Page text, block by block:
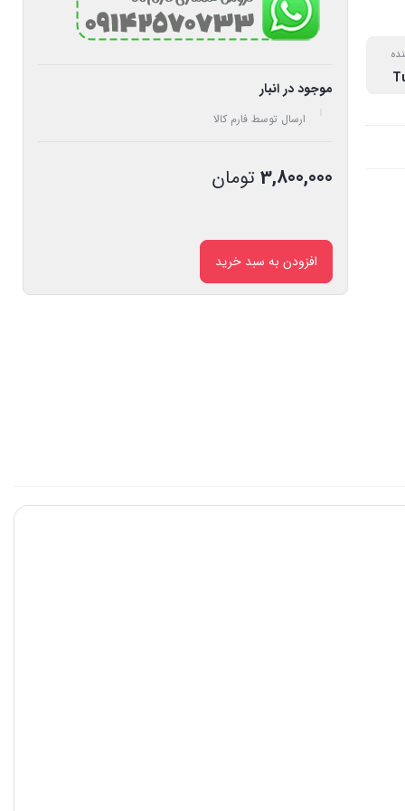
موجود در انبار
ارسال توسط فارم کالا
3,800,000 تومان
افزودن به سبد خرید